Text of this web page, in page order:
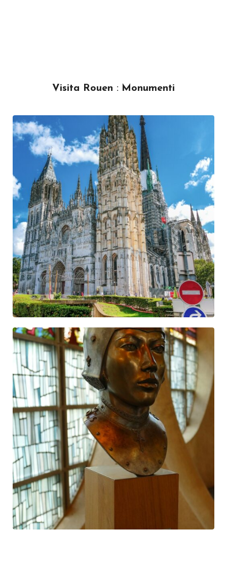
Visita Rouen : Monumenti